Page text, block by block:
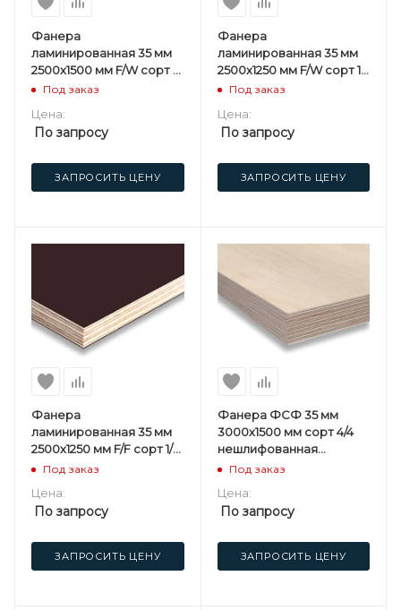
Фанера
ламинированная 35 мм
2500х1500 мм F/W сорт 1/1
березовая
Под заказ
Цена:
По запросу
ЗАПРОСИТЬ ЦЕНУ
Фанера
ламинированная 35 мм
2500х1250 мм F/W сорт 1/1
березовая
Под заказ
Цена:
По запросу
ЗАПРОСИТЬ ЦЕНУ
Фанера
ламинированная 35 мм
2500х1250 мм F/F сорт 1/1
березовая
Под заказ
Цена:
По запросу
ЗАПРОСИТЬ ЦЕНУ
Фанера ФСФ 35 мм
3000х1500 мм сорт 4/4
нешлифованная
березовая
Под заказ
Цена:
По запросу
ЗАПРОСИТЬ ЦЕНУ